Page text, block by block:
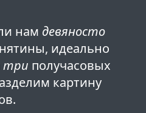
нам девяносто
идеально
три получасовых
картину